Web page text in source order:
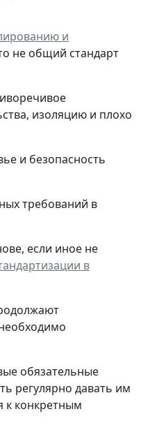
и
не общий стандарт
изоляцию и плохо
и безопасность
требований в
если иное не
в
обязательные
регулярно давать им
к конкретным